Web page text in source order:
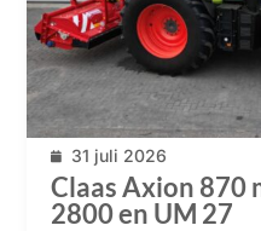
31 juli 2026
Claas Axion 870
2800 en UM 27